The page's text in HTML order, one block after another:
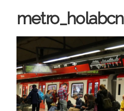
metro_holabcn